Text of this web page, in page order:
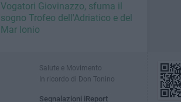
Vogatori Giovinazzo, sfuma il
sogno Trofeo dell'Adriatico e del
Mar Ionio
Salute e Movimento
In ricordo di Don Tonino
Segnalazioni iReport